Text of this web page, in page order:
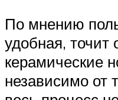
По мнению
удобная, точит
керамические
независимо от